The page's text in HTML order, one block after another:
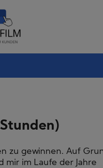
zu gewinnen. Auf
mir im Laufe der Jahre